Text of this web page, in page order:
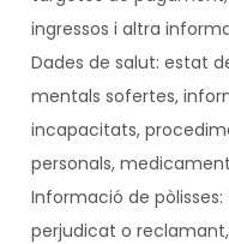
ingressos i altra
Dades de salut: estat
mentals sofertes,
incapacitats,
personals,
Informació de
perjudicat o